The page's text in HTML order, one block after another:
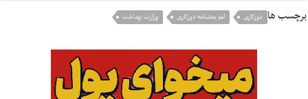
برچسب ها دورکاری لغو بخشنامه دورکاری وزارت بهداشت